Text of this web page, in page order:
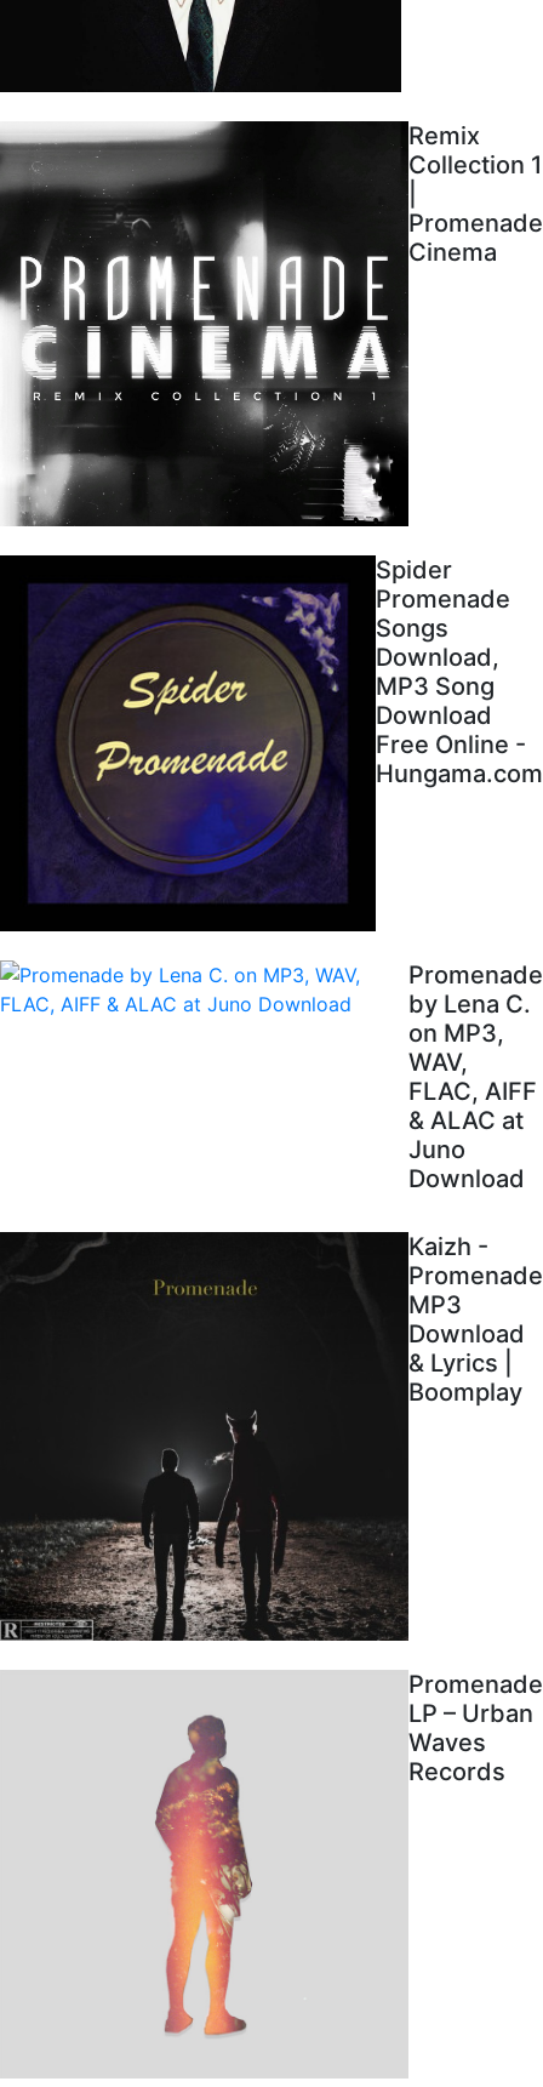
Remix
Collection 1
Promenade
Cinema
Spider
Promenade
Songs
Download,
MP3 Song
Download
Free Online -
Hungama.com
Promenade
by Lena C.
on MP3,
WAV,
FLAC, AIFF
& ALAC at
Juno
Download
Kaizh -
Promenade
MP3
Download
& Lyrics |
Boomplay
Promenade
LP – Urban
Waves
Records